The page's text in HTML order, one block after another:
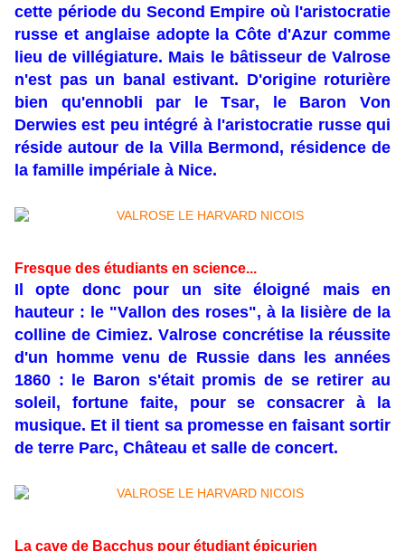
cette période du Second Empire où l'aristocratie
russe et anglaise adopte la Côte d'Azur comme
lieu de villégiature. Mais le bâtisseur de Valrose
n'est pas un banal estivant. D'origine roturière
bien qu'ennobli par le Tsar, le Baron Von
Derwies est peu intégré à l'aristocratie russe qui
réside autour de la Villa Bermond, résidence de
la famille impériale à Nice.
Fresque des étudiants en science...
Il opte donc pour un site éloigné mais en
hauteur : le "Vallon des roses", à la lisière de la
colline de Cimiez. Valrose concrétise la réussite
d'un homme venu de Russie dans les années
1860 : le Baron s'était promis de se retirer au
soleil, fortune faite, pour se consacrer à la
musique. Et il tient sa promesse en faisant sortir
de terre Parc, Château et salle de concert.
La cave de Bacchus pour étudiant épicurien